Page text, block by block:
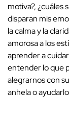
motiva?, ¿cuáles
disparan mis
la calma y la
amorosa a los
aprender a
entender lo que
alegrarnos con
anhela o